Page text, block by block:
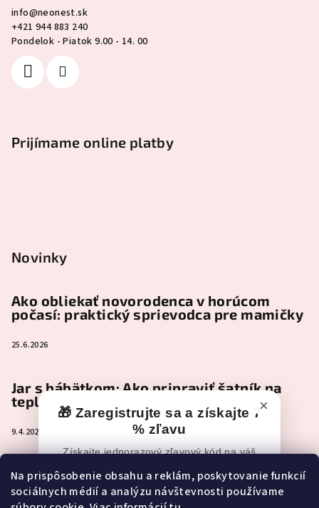
×
🎁 Zaregistrujte sa a získajte 7
% zľavu
Získajte jednorazový zľavový kód na váš
📧 Zľavový kód vám po registrácii príde
Na prispôsobenie obsahu a reklám, poskytovanie funkcií
sociálnych médií a analýzu návštevnosti používame
info@neonest.sk
+421 944 883 240
Pondelok - Piatok 9.00 - 14. 00
Prijímame online platby
Novinky
Ako obliekať novorodenca v horúcom
počasí: praktický sprievodca pre mamičky
25.6.2026
Jar s bábätkom: Ako pripraviť šatník na
teplejšie dni
9.4.2026
Čo je naozaj nevyhnutné zbaliť do
pôrodnice (a čo môže pokojne počkať)